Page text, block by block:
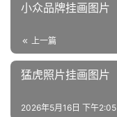
小众品牌挂画图片
上一篇
猛虎照片挂画图片
2026年5月16日 下午2:05